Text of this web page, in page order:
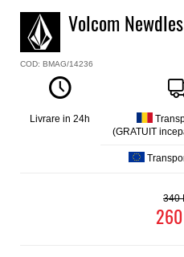
Rochie fete Volcom
Model
Newdles
Culoare
Alb / bleumarin
Material
100% vascoza
Volcom
COD: BMAG/14236
Livrare in 24h
(GRATUIT
340
260